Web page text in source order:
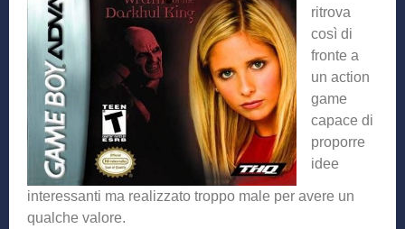
ritrova
così di
fronte a
un action
game
capace di
proporre
idee
interessanti ma realizzato troppo male per avere un
qualche valore.